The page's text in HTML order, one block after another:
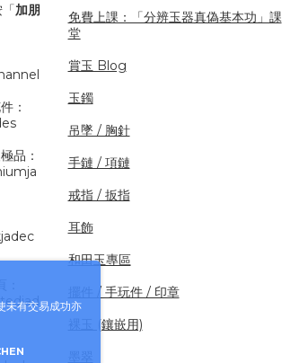
加朋
：
品：
免費上課：「分辨玉器真偽基本功」課
堂
賞玉 Blog
玉鐲
吊墜 / 胸針
手鏈 / 項鏈
戒指 / 扳指
耳飾
和田玉專區
擺件 / 手玩件 / 印章
裸玉 (鑲嵌用)
未有交易成功亦